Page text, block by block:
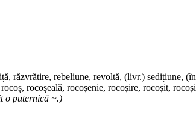
răzvrătire, rebeliune, revoltă, (livr.) sedițiune,
rocoșeală, rocoșenie, rocoșire, rocoșit,
o puternică ~.)